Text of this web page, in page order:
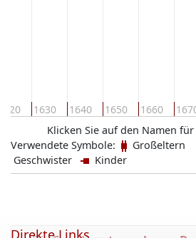
1630 1640 1650 1660
Klicken Sie auf den Namen
Verwendete Symbole:
Großeltern
Geschwister
Kinder
Direkte Links ...